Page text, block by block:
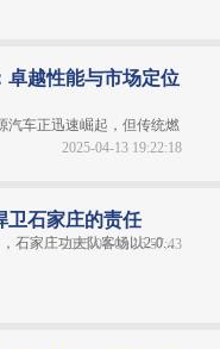
卓越性能与市场定位
汽车正迅速崛起，但传统燃
2025-04-13 19:22:18
卫石家庄的责任
石家庄功夫队客场以2-0...
2025-04-03 16:57:43